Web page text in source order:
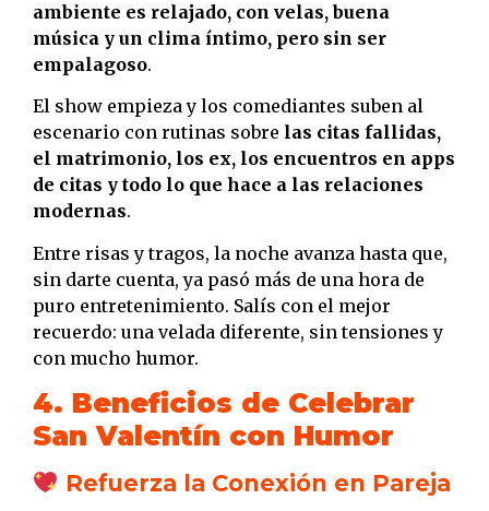
ambiente es relajado, con velas, buena
música y un clima íntimo, pero sin ser
empalagoso.
El show empieza y los comediantes suben al
escenario con rutinas sobre las citas fallidas,
el matrimonio, los ex, los encuentros en apps
de citas y todo lo que hace a las relaciones
modernas.
Entre risas y tragos, la noche avanza hasta que,
sin darte cuenta, ya pasó más de una hora de
puro entretenimiento. Salís con el mejor
recuerdo: una velada diferente, sin tensiones y
con mucho humor.
4. Beneficios de Celebrar
San Valentín con Humor
Refuerza la Conexión en Pareja